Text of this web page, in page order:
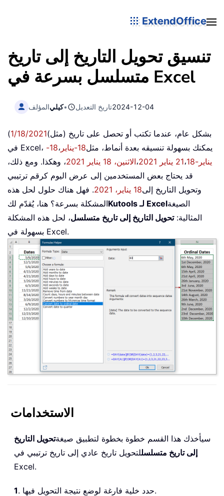
ExtendOffice
تنسيق تحويل التاريخ إلى تاريخ
متسلسل بسرعة في Excel
المؤلفكيلي• تاريخ التعديل2024-12-04
بشكل عام، عندما تكتب أو تحصل على تاريخ (مثل)1/18/2021
)
في Excel، يمكنك بسهولة تنسيقه بعدة أنماط، مثل18-يناير ،
18-
يناير-21
،18 يناير 2021 ،الاثنين، 18 يناير 2021
، وهكذا. ومع ذلك،
قد يحتاج بعض المستخدمين إلى عرض اليوم كرقم ترتيبي
وتحويل التاريخ إلى18 يناير، 2021
. فهل هناك حلول لحل هذه
المشكلة بسرعة؟ هنا، يُقدّم لك
Kutools لـ Excelالصيغة
المثالية:تحويل التاريخ إلى تاريخ متسلسل، لحل هذه المشكلة
بسهولة في Excel.
الاستخدامات
سيأخذك هذا القسم خطوة بخطوة لتطبيق صيغةتحويل التاريخ
إلى تاريخ متسلسللتحويل تاريخ عادي إلى تاريخ ترتيبي في
Excel.
1 . حدد خلية فارغة لوضع نتيجة التحويل فيها.